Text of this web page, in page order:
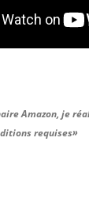
Amazon, je
requises»